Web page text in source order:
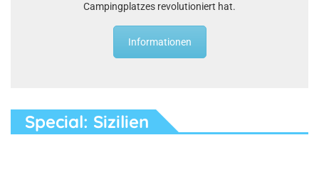
Campingplatzes revolutioniert hat.
Informationen
Special: Sizilien